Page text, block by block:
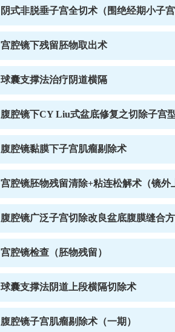
阴式非脱垂子宫全切术（围绝经期小子宫
宫腔镜下残留胚物取出术
球囊支撑法治疗阴道横隔
腹腔镜下CY Liu式盆底修复之切除子宫
腹腔镜黏膜下子宫肌瘤剔除术
宫腔镜胚物残留清除+粘连松解术（镜外
腹腔镜广泛子宫切除改良盆底腹膜缝合
宫腔镜检查（胚物残留）
球囊支撑法阴道上段横隔切除术
腹腔镜子宫肌瘤剔除术（一期）